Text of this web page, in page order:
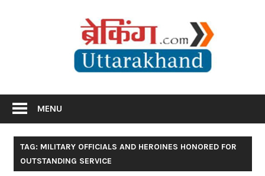
MENU
TAG: MILITARY OFFICIALS AND HEROINES HONORED FOR
OUTSTANDING SERVICE